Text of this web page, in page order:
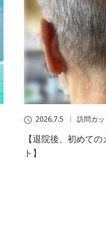
2026.7.5 訪問カッ
【退院後、初めて
ト】